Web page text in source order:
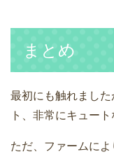
まとめ
最初にも触れまし
ト、非常にキュー
ただ、ファームに